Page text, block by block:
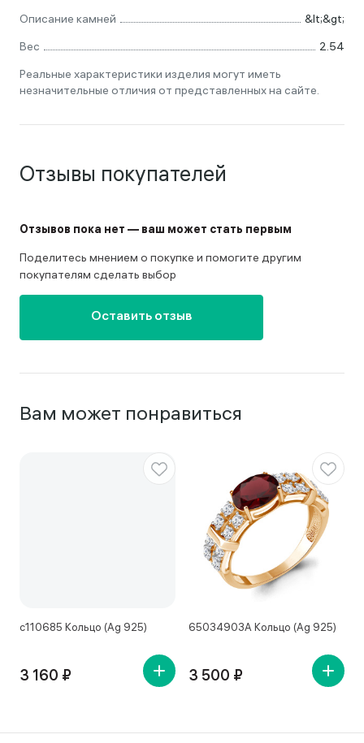
Описание камней
&lt;&gt;
Вес
2.54
Реальные характеристики изделия могут иметь
незначительные отличия от представленных на сайте.
Отзывы покупателей
Отзывов пока нет — ваш может стать первым
Поделитесь мнением о покупке и помогите другим
покупателям сделать выбор
Оставить отзыв
Вам может понравиться
с110685 Кольцо (Ag 925)
3 160 ₽
65034903А Кольцо (Ag 925)
3 500 ₽